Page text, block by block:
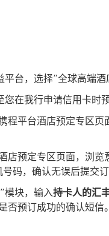
台，选择“全球高端酒
在我行申请信用卡时
程平台酒店预定专区
店预定专区页面，浏
码，确认无误后提交订
模块，输入持卡人的汇
否预订成功的确认短